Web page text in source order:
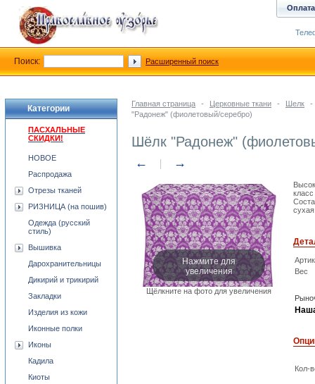
Главная страница - Церковные ткани - Шелк
-
"Радонеж" (фиолетовый/серебро)
Шёлк "Радонеж"
← →
Нажмите для
увеличения
Щёлкните на фото для увеличения
Вес
Кол-
Категории
ПАСХАЛЬНЫЕ
СКИДКИ!
НОВОЕ
Распродажа
Отрезы тканей
РИЗНИЦА (на пошив)
Одежда (русский
стиль)
Вышивка
Дарохранительницы
Дикирий и трикирий
Закладки
Изделия из кожи
Иконные полки
Иконы
Кадила
Киоты
Оплата
Поиск: Расширенный поиск